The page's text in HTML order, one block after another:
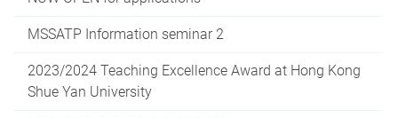
MSSATP Information seminar 2
2023/2024 Teaching Excellence Award at Hong Kong
Shue Yan University